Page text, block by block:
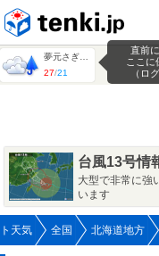
27/21
直前
ここに
（ロ
台風13号情
大型で非常に強
います
天気 全国 北海道地方